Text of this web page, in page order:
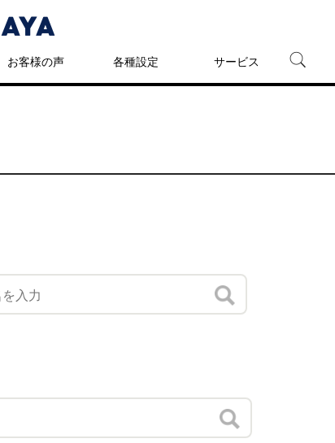
お客様の声 各種設定 サービス
蔦屋書店